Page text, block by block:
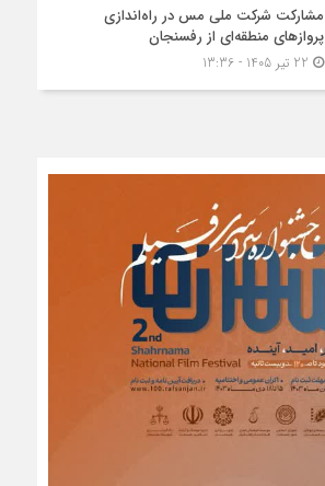
مشارکت شرکت ملی مس در راه‌اندازی
پروازهای منطقه‌ای از رفسنجان